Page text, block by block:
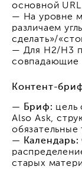
основной
— На уровне
различаем
сделать»/
— Для H2/H3
совпадающие
Контент-
— Бриф: цель
Also Ask,
— Календарь:
старых